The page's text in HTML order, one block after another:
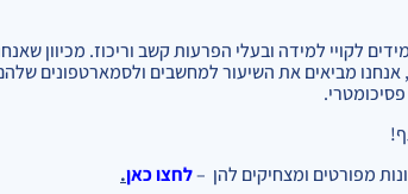
לקויי למידה ובעלי הפרעות קשב וריכוז. מכיוון
מביאים את השיעור למחשבים ולסמארטפונים
מפורטים ומצחיקים להן –לחצו כאן.